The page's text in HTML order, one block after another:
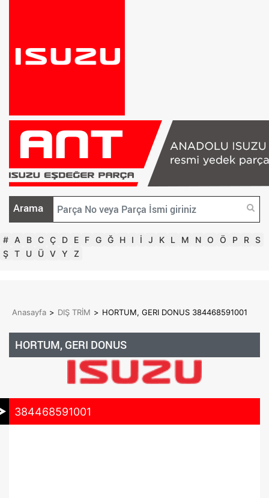
Arama
# A B C Ç D E F G Ğ H I İ J K L M N O Ö P R S
Ş T U Ü V Y Z
Anasayfa > DIŞ TRİM > HORTUM, GERI DONUS 384468591001
HORTUM, GERI DONUS
384468591001